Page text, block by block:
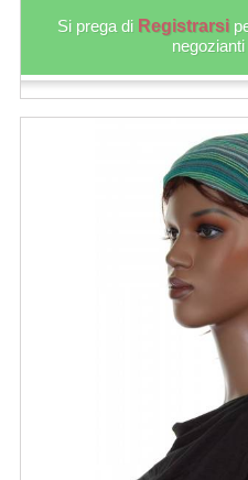
Si prega di Registrarsi